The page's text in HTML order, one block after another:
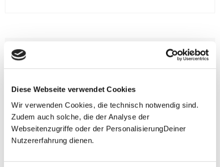
Diese Webseite verwendet Cookies
Wir verwenden Cookies, die technisch notwendig sind.
Zudem auch solche, die der Analyse der
Webseitenzugriffe oder der PersonalisierungDeiner
Nutzererfahrung dienen.
**Halbes Doppelzimmer: Zwei gleichgeschlechtliche
Personen teilen sich die Unterkunft. Wir berechnen (je
nach Reise) bei Buchung entweder den halben, einen
Finden wir eine/n Partner/in, dann erhältst Du den
Unsere Reisen und Seminare sind nicht barrierefrei.